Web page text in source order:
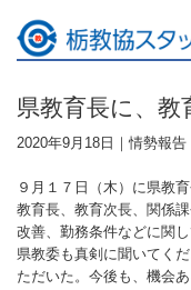
県教育長に、教
2020年9月18日｜情勢報告
９月１７日（木）に県教
教育長、教育次長、関係
改善、勤務条件などに関し
県教委も真剣に聞いてく
ただいた。今後も、機会